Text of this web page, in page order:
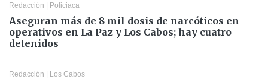
Redacción | Policiaca
Aseguran más de 8 mil dosis de narcóticos en
operativos en La Paz y Los Cabos; hay cuatro
detenidos
Redacción | Los Cabos